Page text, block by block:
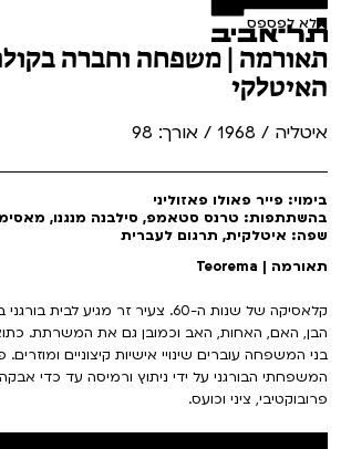
תאורמה | משפחה וחברה
האיטלקי
איטליה / 1968 / אורך: 98
לא לפספס
בימוי: פייר פאולו פאזוליני
בהשתתפות: טרנס סטאמפ, סילבנה מנגנו, מאסימו
שפה: איטלקית, תרגום לעברית
תאורמה | Teorema
קלאסיקה של שנות ה-60. צעיר זר מגיע
הבן, האם, האחות, האב וכמובן גם את המשרתת.
בני המשפחה עוברים שינויי אישיות קיצוניים
המשפחתי הבורגני על ידי ניתוץ ורמיסה עד כדי
פרובוקטיבי, ציני וכועס.